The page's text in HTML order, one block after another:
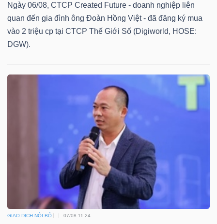
Ngày 06/08, CTCP Created Future - doanh nghiệp liên
quan đến gia đình ông Đoàn Hồng Việt - đã đăng ký mua
vào 2 triệu cp tại CTCP Thế Giới Số (Digiworld, HOSE:
DGW).
GIAO DỊCH NỘI BỘ 07/08 11:24
DOANH
NGHIỆP